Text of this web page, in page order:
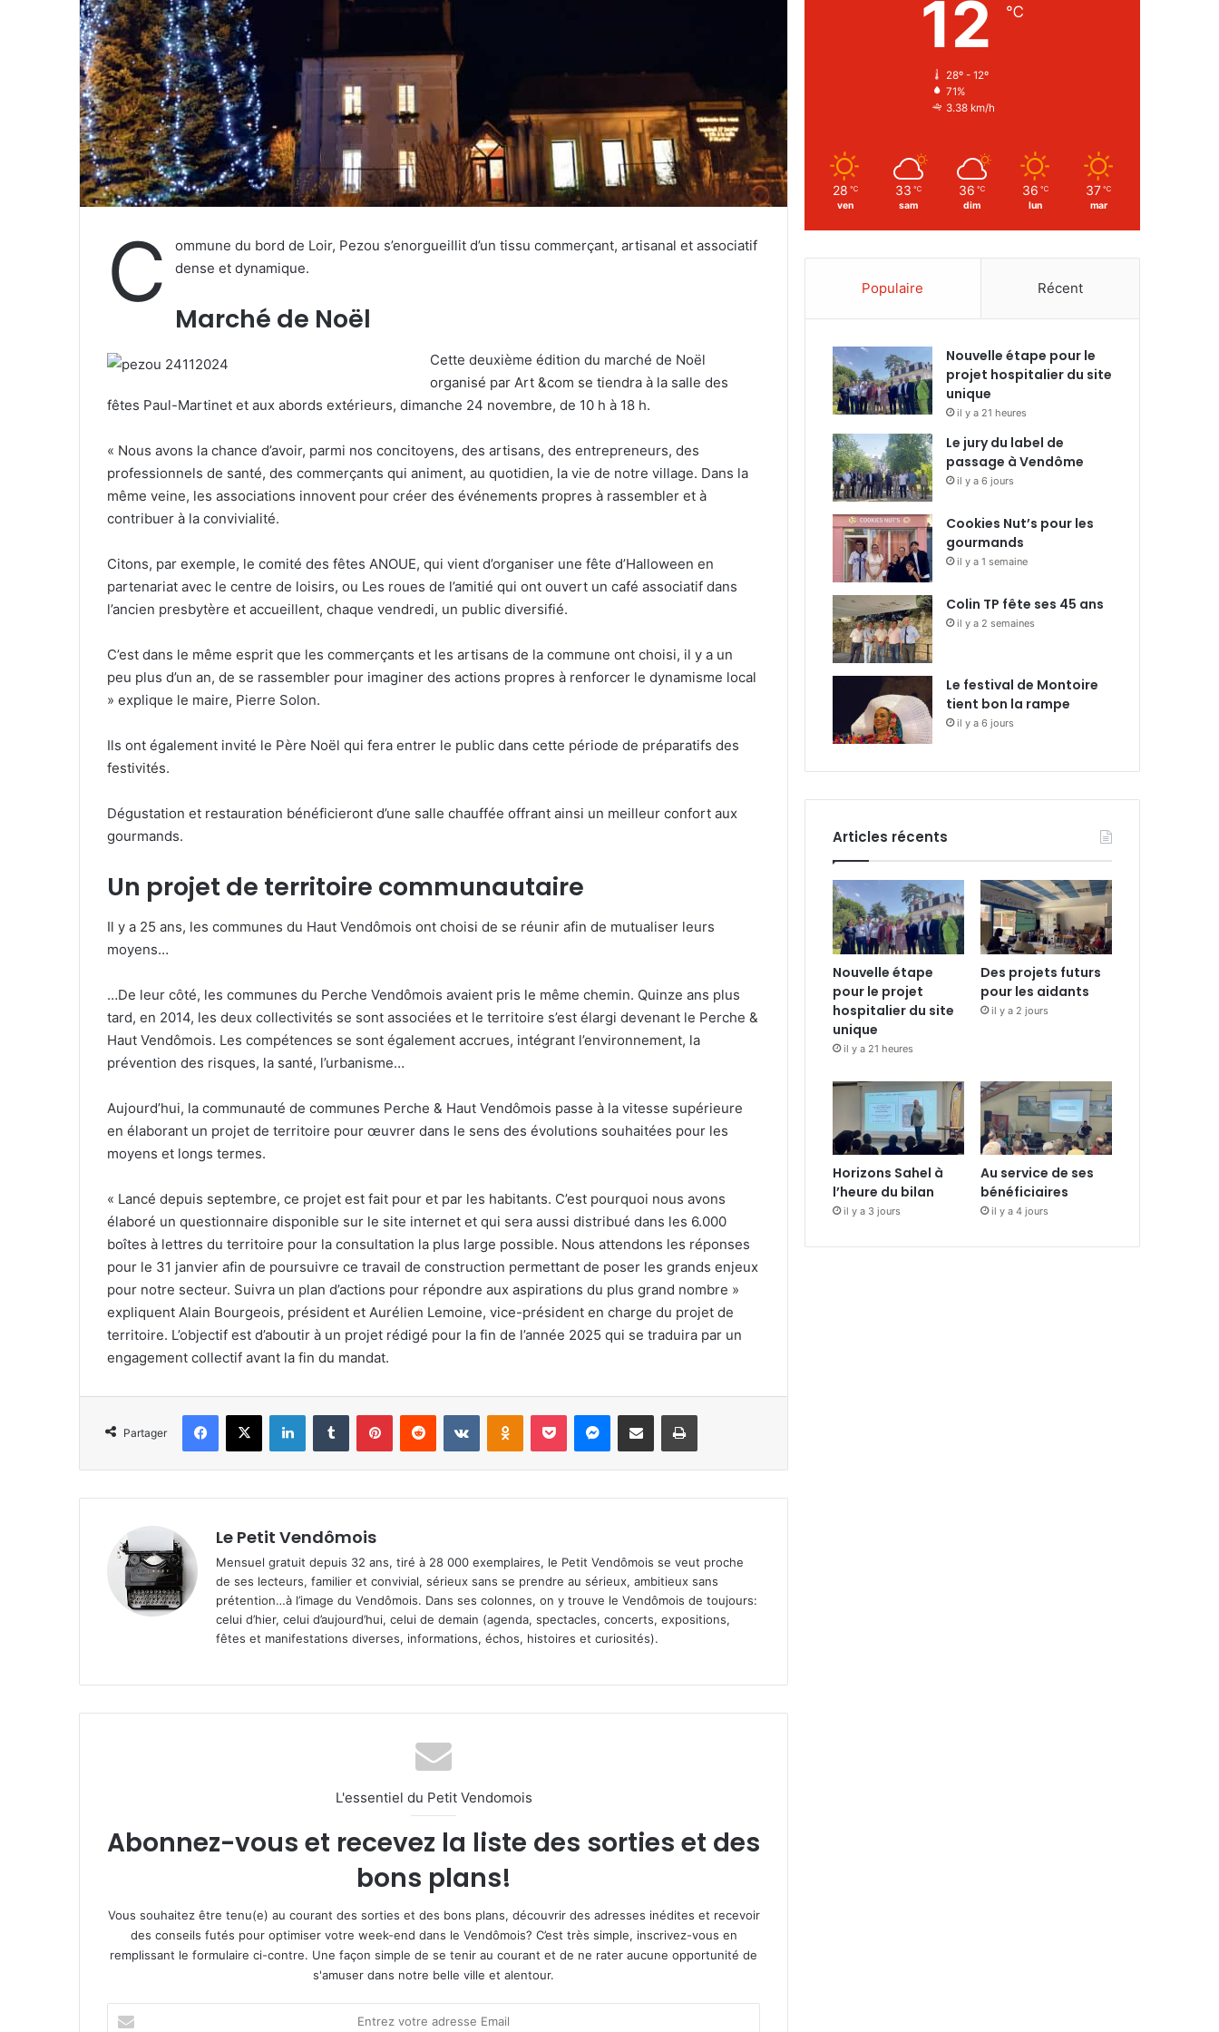
l
C
ommune du bord de Loir, Pezou s’enorgueillit d’un tissu commerçant, artisanal et associatif
dense et dynamique.
Marché de Noël
Cette deuxième édition du marché de Noël
organisé par Art &com se tiendra à la salle des
fêtes Paul-Martinet et aux abords extérieurs, dimanche 24 novembre, de 10 h à 18 h.
« Nous avons la chance d’avoir, parmi nos concitoyens, des artisans, des entrepreneurs, des
professionnels de santé, des commerçants qui animent, au quotidien, la vie de notre village. Dans la
même veine, les associations innovent pour créer des événements propres à rassembler et à
contribuer à la convivialité.
Citons, par exemple, le comité des fêtes ANOUE, qui vient d’organiser une fête d’Halloween en
partenariat avec le centre de loisirs, ou Les roues de l’amitié qui ont ouvert un café associatif dans
l’ancien presbytère et accueillent, chaque vendredi, un public diversifié.
C’est dans le même esprit que les commerçants et les artisans de la commune ont choisi, il y a un
peu plus d’un an, de se rassembler pour imaginer des actions propres à renforcer le dynamisme local
» explique le maire, Pierre Solon.
Ils ont également invité le Père Noël qui fera entrer le public dans cette période de préparatifs des
festivités.
Dégustation et restauration bénéficieront d’une salle chauffée offrant ainsi un meilleur confort aux
gourmands.
Un projet de territoire communautaire
Il y a 25 ans, les communes du Haut Vendômois ont choisi de se réunir afin de mutualiser leurs
moyens…
…De leur côté, les communes du Perche Vendômois avaient pris le même chemin. Quinze ans plus
tard, en 2014, les deux collectivités se sont associées et le territoire s’est élargi devenant le Perche &
Haut Vendômois. Les compétences se sont également accrues, intégrant l’environnement, la
prévention des risques, la santé, l’urbanisme…
Aujourd’hui, la communauté de communes Perche & Haut Vendômois passe à la vitesse supérieure
en élaborant un projet de territoire pour œuvrer dans le sens des évolutions souhaitées pour les
moyens et longs termes.
« Lancé depuis septembre, ce projet est fait pour et par les habitants. C’est pourquoi nous avons
élaboré un questionnaire disponible sur le site internet et qui sera aussi distribué dans les 6.000
boîtes à lettres du territoire pour la consultation la plus large possible. Nous attendons les réponses
pour le 31 janvier afin de poursuivre ce travail de construction permettant de poser les grands enjeux
pour notre secteur. Suivra un plan d’actions pour répondre aux aspirations du plus grand nombre »
expliquent Alain Bourgeois, président et Aurélien Lemoine, vice-président en charge du projet de
territoire. L’objectif est d’aboutir à un projet rédigé pour la fin de l’année 2025 qui se traduira par un
engagement collectif avant la fin du mandat.
Partager
Le Petit Vendômois
Mensuel gratuit depuis 32 ans, tiré à 28 000 exemplaires, le Petit Vendômois se veut proche
de ses lecteurs, familier et convivial, sérieux sans se prendre au sérieux, ambitieux sans
prétention…à l’image du Vendômois. Dans ses colonnes, on y trouve le Vendômois de toujours:
celui d’hier, celui d’aujourd’hui, celui de demain (agenda, spectacles, concerts, expositions,
fêtes et manifestations diverses, informations, échos, histoires et curiosités).
L'essentiel du Petit Vendomois
Abonnez-vous et recevez la liste des sorties et des
bons plans!
Vous souhaitez être tenu(e) au courant des sorties et des bons plans, découvrir des adresses inédites et recevoir
des conseils futés pour optimiser votre week-end dans le Vendômois? C’est très simple, inscrivez-vous en
remplissant le formulaire ci-contre. Une façon simple de se tenir au courant et de ne rater aucune opportunité de
s'amuser dans notre belle ville et alentour.
12 ℃
28º - 12º
71%
3.38 km/h
28 ℃
ven
33 ℃
sam
36 ℃
dim
36 ℃
lun
37 ℃
mar
Populaire Récent
Nouvelle étape pour le
projet hospitalier du site
unique
il y a 21 heures
Le jury du label de
passage à Vendôme
il y a 6 jours
Cookies Nut’s pour les
gourmands
il y a 1 semaine
Colin TP fête ses 45 ans
il y a 2 semaines
Le festival de Montoire
tient bon la rampe
il y a 6 jours
Articles récents
Nouvelle étape
pour le projet
hospitalier du site
unique
il y a 21 heures
Des projets futurs
pour les aidants
il y a 2 jours
Horizons Sahel à
l’heure du bilan
il y a 3 jours
Au service de ses
bénéficiaires
il y a 4 jours